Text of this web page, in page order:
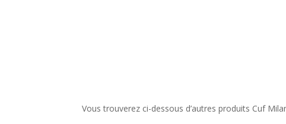
Vous trouverez ci-dessous d’autres produits Cuf